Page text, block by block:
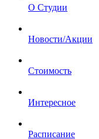
О Студии
Новости/Акции
Стоимость
Интересное
Расписание